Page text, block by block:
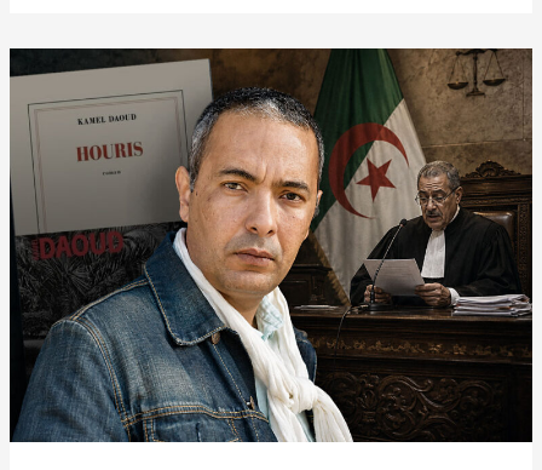
wegen
„Houris”
zu
Haftstrafe
verurteilt